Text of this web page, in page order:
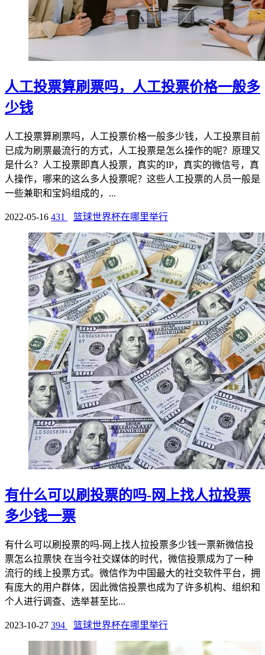
人工投票算刷票吗，人工投票价格一般多
少钱
人工投票算刷票吗，人工投票价格一般多少钱，人工投票目前
已成为刷票最流行的方式，人工投票是怎么操作的呢？原理又
是什么？人工投票即真人投票，真实的IP，真实的微信号，真
人操作，哪来的这么多人投票呢？这些人工投票的人员一般是
一些兼职和宝妈组成的，...
2022-05-16 431 篮球世界杯在哪里举行
有什么可以刷投票的吗-网上找人拉投票
多少钱一票
有什么可以刷投票的吗-网上找人拉投票多少钱一票新微信投
票怎么拉票快 在当今社交媒体的时代，微信投票成为了一种
流行的线上投票方式。微信作为中国最大的社交软件平台，拥
有庞大的用户群体，因此微信投票也成为了许多机构、组织和
个人进行调查、选举甚至比...
2023-10-27 394 篮球世界杯在哪里举行